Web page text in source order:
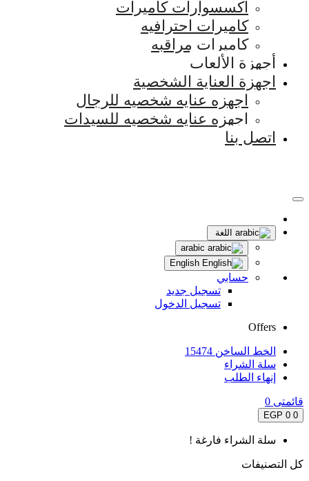
اكسسوارات كاميرات
كاميرات احترافيه
كاميرات مراقبه
أجهزة الألعاب
اجهزة العناية الشخصية
اجهزه عنايه شخصيه للرجال
اجهزه عنايه شخصيه للسيدات
اتصل بنا
اللغة
حسابي
تسجيل جديد
تسجيل الدخول
Offers
الخط الساخن 15474
سلة الشراء
إنهاء الطلب
قائمتى 0
0
0 EGP
سلة الشراء فارغة !
كل التصنيفات